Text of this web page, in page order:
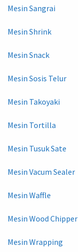
Mesin Sangrai
Mesin Shrink
Mesin Snack
Mesin Sosis Telur
Mesin Takoyaki
Mesin Tortilla
Mesin Tusuk Sate
Mesin Vacum Sealer
Mesin Waffle
Mesin Wood Chipper
Mesin Wrapping